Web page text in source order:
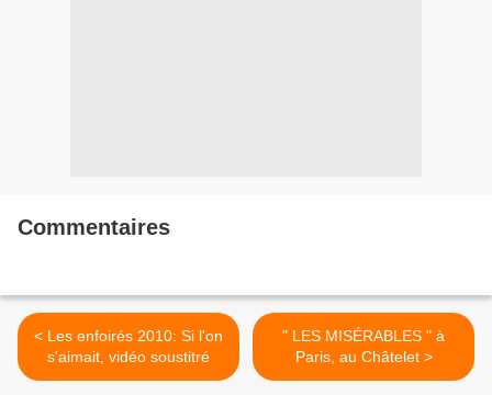
Commentaires
< Les enfoirés 2010: Si l'on
s'aimait, vidéo soustitré
" LES MISÉRABLES " à
Paris, au Châtelet >